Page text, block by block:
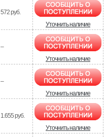
572 руб.
Уточнить наличие
–
Уточнить наличие
–
Уточнить наличие
1.655 руб.
Уточнить наличие